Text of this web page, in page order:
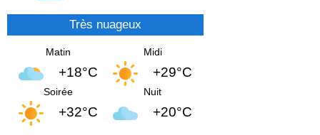
Très nuageux
Matin
+18°C
Midi
+29°C
Soirée
+32°C
Nuit
+20°C